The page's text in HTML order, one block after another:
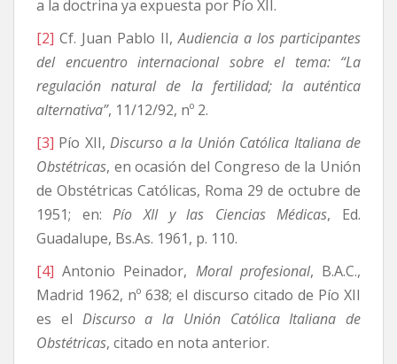
a la doctrina ya expuesta por Pío XII.
[2] Cf. Juan Pablo II,Audiencia a los participantes
del encuentro internacional sobre el tema: “La
regulación natural de la fertilidad; la auténtica
alternativa”, 11/12/92, nº 2.
[3] Pío XII, Discurso a la Unión Católica Italiana de
Obstétricas, en ocasión del Congreso de la Unión
de Obstétricas Católicas, Roma 29 de octubre de
1951; en:Pío XII y las Ciencias Médicas, Ed.
Guadalupe, Bs.As. 1961, p. 110.
[4] Antonio Peinador, Moral profesional, B.A.C.,
Madrid 1962, nº 638; el discurso citado de Pío XII
es el Discurso a la Unión Católica Italiana de
Obstétricas, citado en nota anterior.